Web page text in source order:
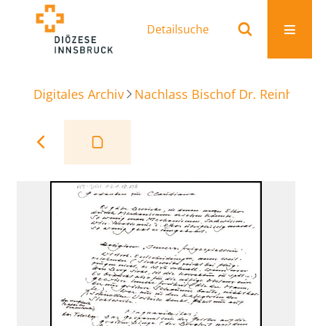
Detailsuche
Digitales Archiv Nachlass Bischof Dr.